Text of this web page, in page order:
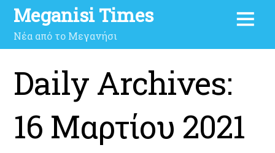
Meganisi Times
Νέα από το Μεγανήσι
Daily Archives:
16 Μαρτίου 2021